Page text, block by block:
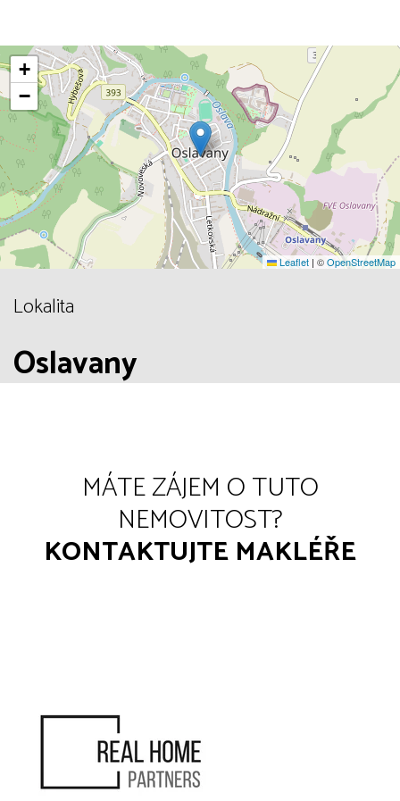
+
−
Leaflet | ©OpenStreetMap
Lokalita
Oslavany
MÁTE ZÁJEM O TUTO
NEMOVITOST?
KONTAKTUJTE MAKLÉŘE